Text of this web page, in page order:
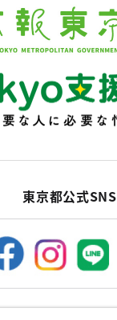
東京都公式SNS